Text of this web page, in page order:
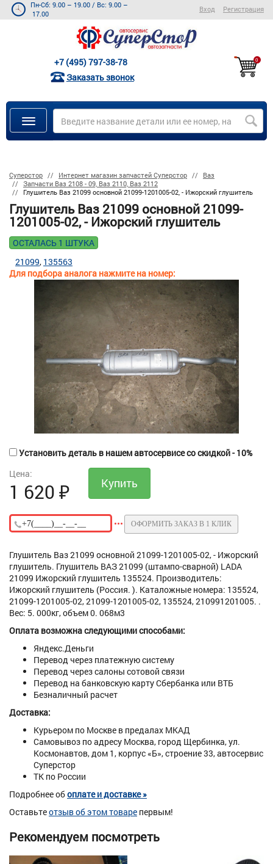
Пн-Сб: 9.00 – 19.00 / Вс: 9.00 –
17.00
Вход Регистрация
+7 (495) 797-38-78
Заказать звонок
0
Суперстор Интернет магазин запчастей Суперстор
Ваз
Запчасти Ваз 2108 - 09, Ваз 2110, Ваз 2112
Глушитель Ваз 21099 основной 21099-1201005-02, - Ижорский глушитель
Глушитель Ваз 21099 основной 21099-
1201005-02, - Ижорский глушитель
ОСТАЛАСЬ 1 ШТУКА
Для подбора аналога нажмите на номер:
21099 135563
Установить деталь в нашем автосервисе со скидкой - 10%
Цена:
1 620 ₽
ОФОРМИТЬ ЗАКАЗ В 1 КЛИК
Глушитель Ваз 21099 основной 21099-1201005-02, - Ижорский
глушитель. Глушитель ВАЗ 21099 (штампо-сварной) LADA
21099 Ижорский глушитель 135524. Производитель:
Ижорский глушитель (Россия. ). Каталожные номера: 135524,
21099-1201005-02, 21099-1201005-02, 135524, 210991201005. .
Вес: 5. 000кг, объем 0. 068м3
Оплата возможна следующими способами:
Яндекс.Деньги
Перевод через платежную систему
Перевод через салоны сотовой связи
Перевод на банковскую карту Сбербанка или ВТБ
Безналичный расчет
Доставка:
Курьером по Москве в предалах МКАД
Самовывоз по адресу Москва, город Щербинка, ул.
Космонавтов, дом 1, корпус «Б», строение 33, автосервис
Суперстор
ТК по России
Подробнее обоплате и доставке »
Оставьтеотзыв об этом товаре первым!
Рекомендуем посмотреть